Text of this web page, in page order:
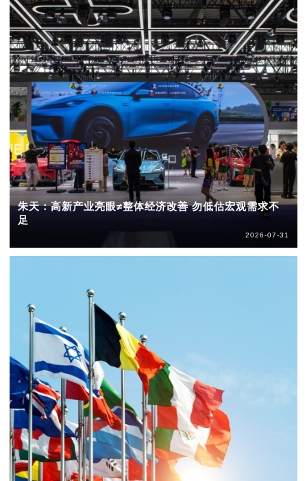
朱天：高新产业亮眼≠整体经济改善 勿低估宏观需求不
足
2026-07-31